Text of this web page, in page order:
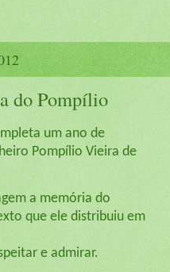
do Pompílio
um ano de
Pompílio Vieira de
a memória do
que ele distribuiu em
e admirar.